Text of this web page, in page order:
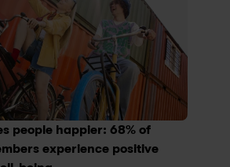
people happier: 68% of
experience positive